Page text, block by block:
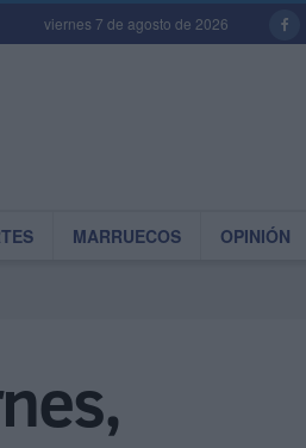
viernes 7 de agosto de 2026
MARRUECOS OPINIÓN